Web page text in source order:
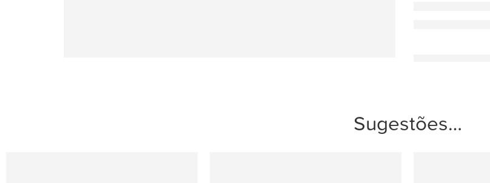
Sugestões…